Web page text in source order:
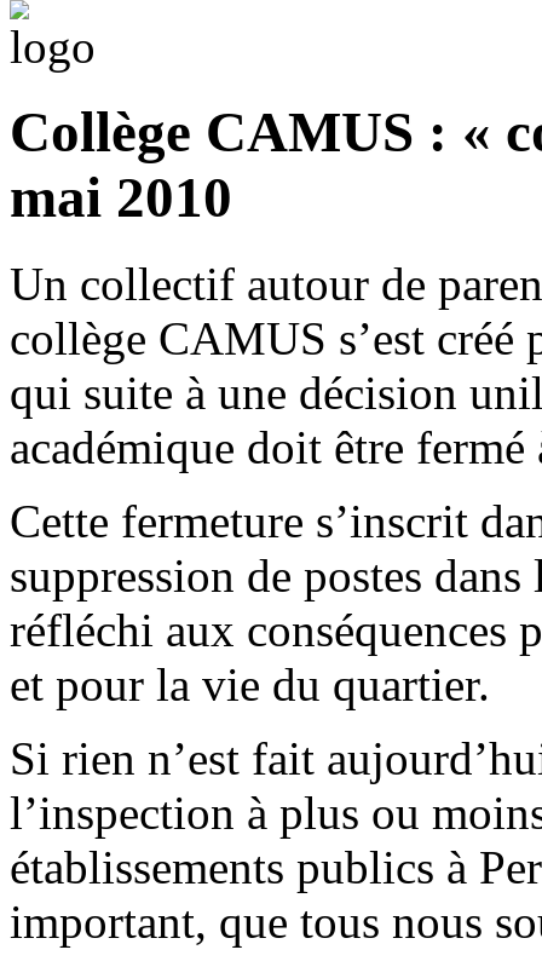
Collège CAMUS : «
mai 2010
Un collectif autour de
collège CAMUS s’est
qui suite à une décision
académique doit être
Cette fermeture s’inscrit
suppression de postes
réfléchi aux conséquences
et pour la vie du quartier.
Si rien n’est fait
l’inspection à plus ou
établissements publics à
important, que tous nous